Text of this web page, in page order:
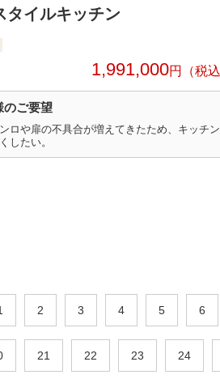
タイルキッチン
1,991,000円
のご要望
ロや扉の不具合が増えてきたため、キッチン
したい。
2 3 4 5 6
21 22 23 24